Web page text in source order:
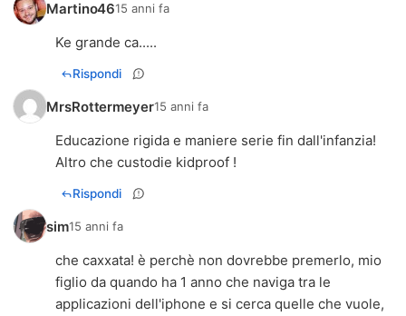
Martino4615 anni fa
Rispondi
MrsRottermeyer15 anni fa
Educazione rigida e maniere serie fin dall'infanzia!
Altro che custodie kidproof !
Rispondi
sim15 anni fa
che caxxata! è perchè non dovrebbe premerlo, mio
figlio da quando ha 1 anno che naviga tra le
applicazioni dell'iphone e si cerca quelle che vuole,